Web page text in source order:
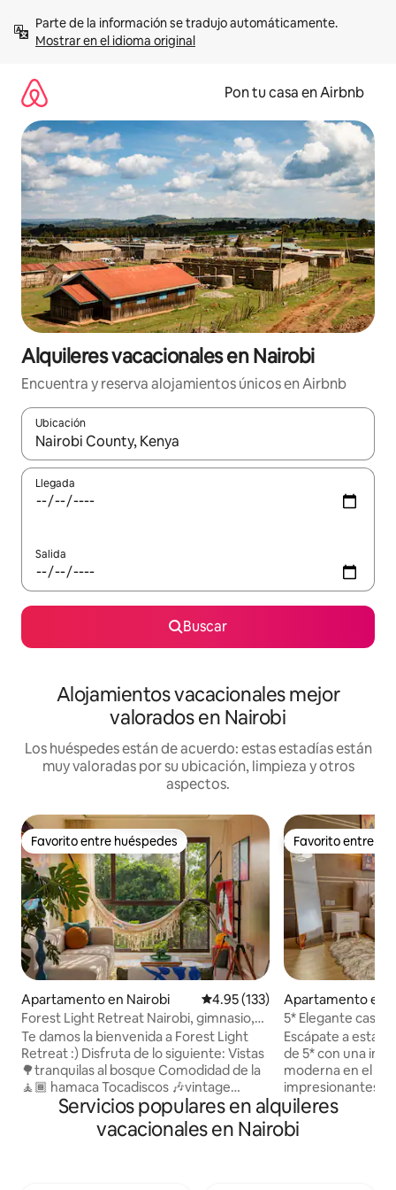
contenidoMostrar en el idioma original
Pon tu casa en Airbnb
Alquileres vacacionales en Nairobi
Encuentra y reserva alojamientos únicos en Airbnb
Ubicación
Cuando los resultados estén disponibles, navega con las
Llegada
Salida
Buscar
Alojamientos vacacionales mejor
valorados en Nairobi
Los huéspedes están de acuerdo: estas estadías están
muy valoradas por su ubicación, limpieza y otros
aspectos.
Favorito entre huéspedes
Favorito entre huéspedes
Apartamento en Nairobi Calificación promedio: 4.95 de
4.95 (133)
Forest Light Retreat Nairobi, gimnasio,
piscina
Te damos la bienvenida a Forest Light
Retreat :) Disfruta de lo siguiente: Vistas
🌳tranquilas al bosque Comodidad de la
🧘🏾 hamaca Tocadiscos 🎶vintage
Colección de💿 vinilos Gimnasio
🏋🏾‍♀️totalmente equipado Piscina 🏊🏼‍♀️
climatizada 🎱Mesas de billar. 🏓Pimpón
Favorito entre
Favorito entre
Apartamento en
5* Elegante casa
85'/cama tamaño
Escápate a esta
de 5* con una
moderna en el
impresionantes
Relájese con un
y opciones de
HBO y más. El
Servicios populares en alquileres
vacacionales en Nairobi